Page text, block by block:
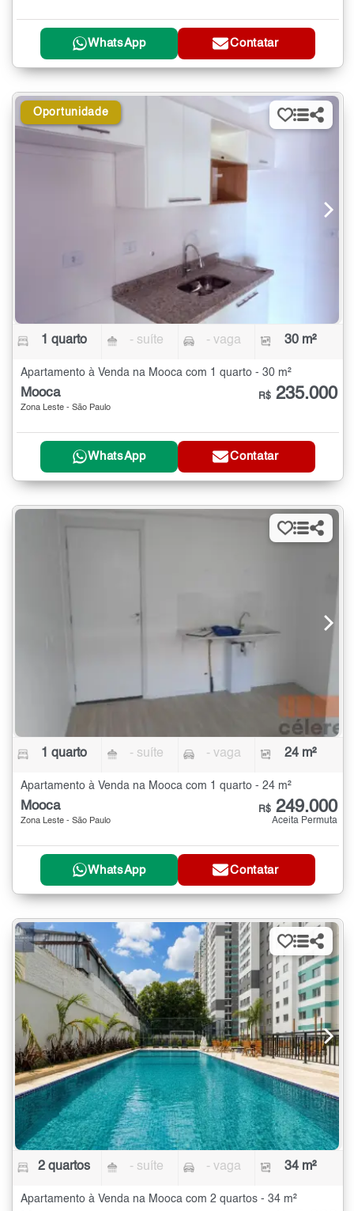
WhatsApp Contatar
Oportunidade
1 quarto - suíte - vaga 30 m²
Apartamento à Venda na Mooca com 1 quarto - 30 m²
Mooca
Zona Leste - São Paulo
R$ 235.000
WhatsApp Contatar
1 quarto - suíte - vaga 24 m²
Apartamento à Venda na Mooca com 1 quarto - 24 m²
Mooca
Zona Leste - São Paulo
R$ 249.000
Aceita Permuta
WhatsApp Contatar
2 quartos - suíte - vaga 34 m²
Apartamento à Venda na Mooca com 2 quartos - 34 m²